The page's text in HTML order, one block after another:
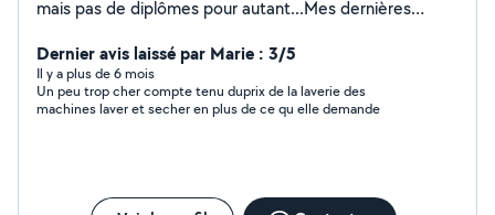
mais pas de diplômes pour autant...Mes dernières
périscolaire pour une petite fille de 14 mois et son frere
de 8 ans.. Je m'occupe également du ménage chez les
particuliers ainsi que de locations Airbnb Je suis une
personne qui aime le travail bien fait. Ponctuelle,
Dernier avis laissé par Marie : 3/5
Il y a plus de 6 mois
Un peu trop cher compte tenu duprix de la laverie des
machines laver et secher en plus de ce qu elle demande